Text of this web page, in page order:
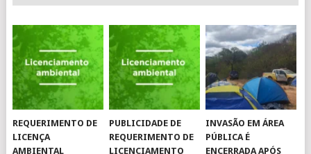
REQUERIMENTO DE
LICENÇA
AMBIENTAL
PUBLICIDADE DE
REQUERIMENTO DE
LICENCIAMENTO
INVASÃO EM ÁREA
PÚBLICA É
ENCERRADA APÓS